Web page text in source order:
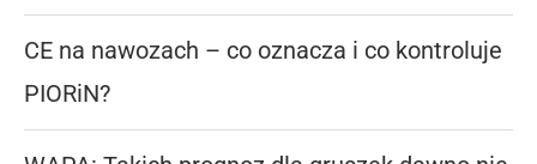
CE na nawozach – co oznacza i co kontroluje
PIORiN?